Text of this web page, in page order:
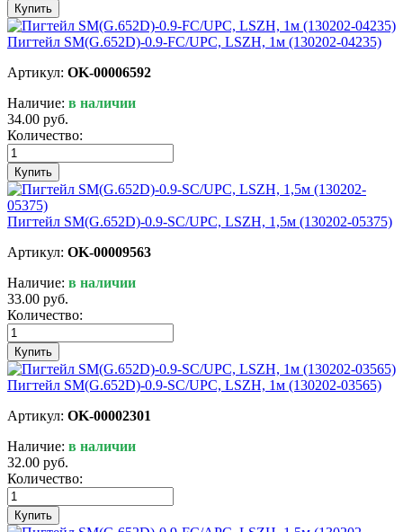
Купить
Пигтейл SM(G.652D)-0.9-FC/UPC, LSZH, 1м (130202-04235)
Артикул: OK-00006592
Наличие: в наличии
34.00 руб.
Количество:
Купить
Пигтейл SM(G.652D)-0.9-SC/UPC, LSZH, 1,5м (130202-05375)
Артикул: OK-00009563
Наличие: в наличии
33.00 руб.
Количество:
Купить
Пигтейл SM(G.652D)-0.9-SC/UPC, LSZH, 1м (130202-03565)
Артикул: OK-00002301
Наличие: в наличии
32.00 руб.
Количество:
Купить